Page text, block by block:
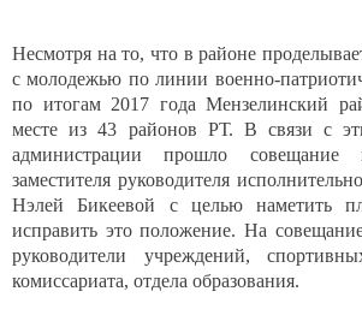
Несмотря на то, что в районе
с молодежью по линии военно-
по итогам 2017 года Мензелинский
месте из 43 районов РТ. В связи с
администрации прошло совещание
заместителя руководителя
Нэлей Бикеевой с целью наметить
исправить это положение. На
руководители учреждений,
комиссариата, отдела образования.